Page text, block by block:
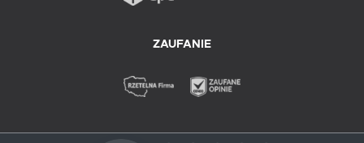
ZAUFANIE